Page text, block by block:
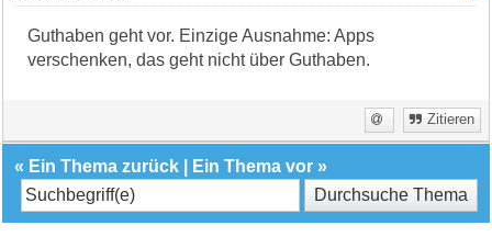
Guthaben geht vor. Einzige Ausnahme: Apps
verschenken, das geht nicht über Guthaben.
Zitieren
« Ein Thema zurück Ein Thema vor »